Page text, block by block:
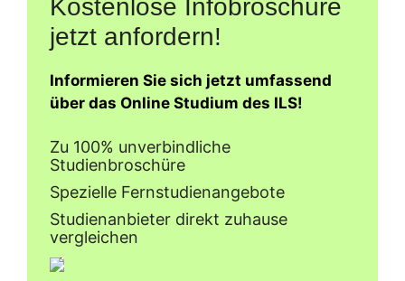
Kostenlose Infobroschüre
jetzt anfordern!
Informieren Sie sich jetzt umfassend
über das Online Studium des ILS!
Zu 100% unverbindliche
Studienbroschüre
Spezielle Fernstudienangebote
Studienanbieter direkt zuhause
vergleichen